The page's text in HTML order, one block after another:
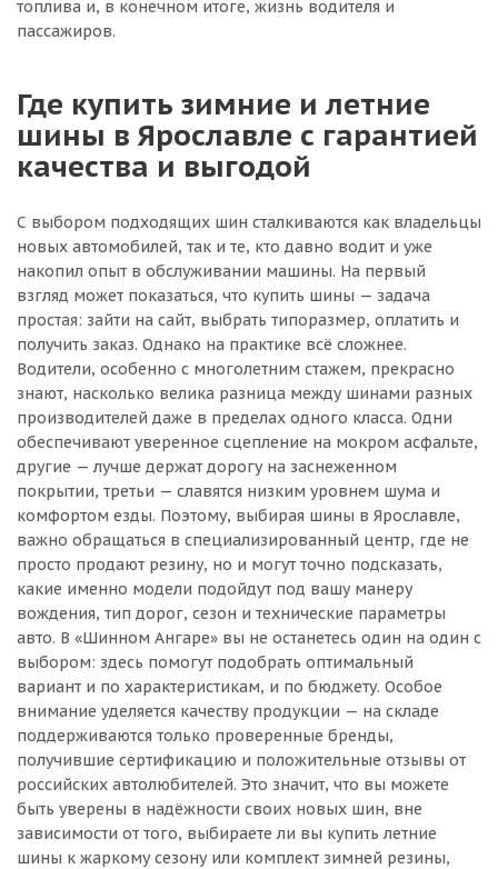
топлива и, в конечном итоге, жизнь водителя и
пассажиров.
Где купить зимние и летние
шины в Ярославле с гарантией
качества и выгодой
С выбором подходящих шин сталкиваются как владельцы
новых автомобилей, так и те, кто давно водит и уже
накопил опыт в обслуживании машины. На первый
взгляд может показаться, что купить шины — задача
простая: зайти на сайт, выбрать типоразмер, оплатить и
получить заказ. Однако на практике всё сложнее.
Водители, особенно с многолетним стажем, прекрасно
знают, насколько велика разница между шинами разных
производителей даже в пределах одного класса. Одни
обеспечивают уверенное сцепление на мокром асфальте,
другие — лучше держат дорогу на заснеженном
покрытии, третьи — славятся низким уровнем шума и
комфортом езды. Поэтому, выбирая шины в Ярославле,
важно обращаться в специализированный центр, где не
просто продают резину, но и могут точно подсказать,
какие именно модели подойдут под вашу манеру
вождения, тип дорог, сезон и технические параметры
авто. В «Шинном Ангаре» вы не останетесь один на один с
выбором: здесь помогут подобрать оптимальный
вариант и по характеристикам, и по бюджету. Особое
внимание уделяется качеству продукции — на складе
поддерживаются только проверенные бренды,
получившие сертификацию и положительные отзывы от
российских автолюбителей. Это значит, что вы можете
быть уверены в надёжности своих новых шин, вне
зависимости от того, выбираете ли вы купить летние
шины к жаркому сезону или комплект зимней резины,